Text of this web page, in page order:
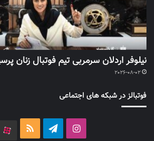
نیلوفر اردلان سرمربی تیم فوتبال زنان
2026-08-02
فوتبالز در شبکه های اجتماعی
اینستاگرامتلگرام خوراک